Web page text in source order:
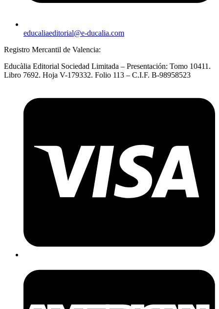
educaliaeditorial@e-ducalia.com
Registro Mercantil de Valencia:
Educàlia Editorial Sociedad Limitada – Presentación: Tomo 10411.
Libro 7692. Hoja V-179332. Folio 113 – C.I.F. B-98958523